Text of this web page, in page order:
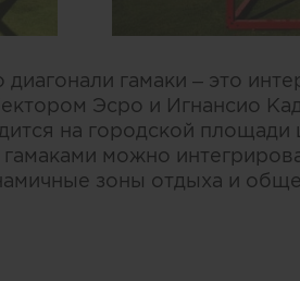
гамаки – это
Эсро и Игнансио
на городской
можно
зоны отдыха и